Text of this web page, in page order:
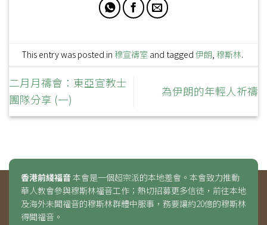
This entry was posted in穆宣禱室 and tagged伊朗 ,穆斯林.
二月月禱會：東亞宣教士
團隊分享 (一)
為伊朗的年輕人祈禱
香港前綫福音本會是一個超宗派的本地差會。本會致力推動
華人教會參與穆斯林福音工作；熱切招募更多信徒，前往本地
及海外未聞福音的穆斯林群體中服事，務要讓約20億的穆斯林
得聞福音。